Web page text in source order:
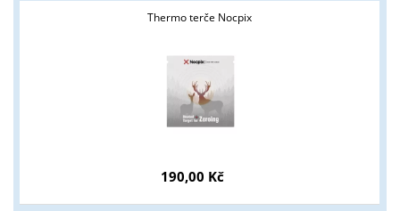
Thermo terče Nocpix
190,00 Kč